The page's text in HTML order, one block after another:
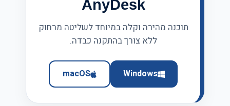
AnyDesk
תוכנה מהירה וקלה במיוחד לשליטה מרחוק
ללא צורך בהתקנה כבדה.
Windows
macOS